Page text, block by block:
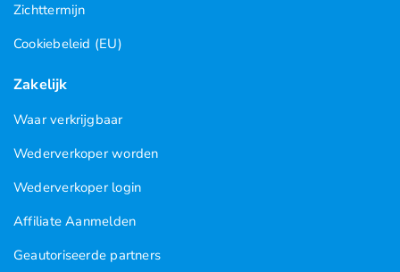
Zichttermijn
Cookiebeleid (EU)
Zakelijk
Waar verkrijgbaar
Wederverkoper worden
Wederverkoper login
Affiliate Aanmelden
Geautoriseerde partners